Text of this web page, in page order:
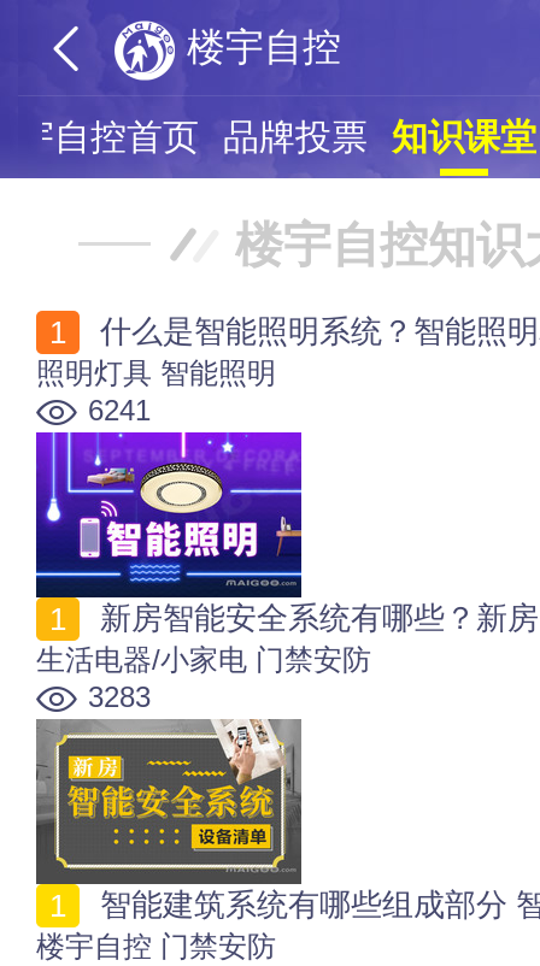
楼宇自控
宇自控首页 品牌投票 知识课堂
楼宇自控知识
什么是智能照明系统？智能照
照明灯具 智能照明
6241
新房智能安全系统有哪些？新
生活电器/小家电 门禁安防
3283
智能建筑系统有哪些组成部分
楼宇自控 门禁安防